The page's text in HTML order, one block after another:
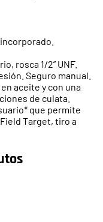
rosca 1/2” UNF.
Seguro manual.
aceite y con una
de culata.
que permite
Target, tiro a